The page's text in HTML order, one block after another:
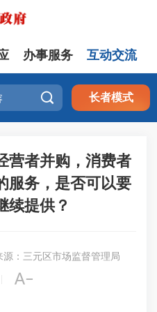
办事服务 互动交流
 长者模式
营者并购，消费者
服务，是否可以要
续提供？
源：三元区市场监督管理局
